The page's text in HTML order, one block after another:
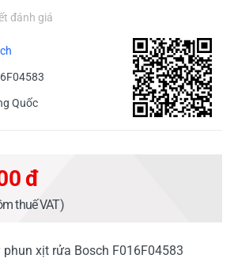
đánh giá
Quốc
đ
thuế VAT)
xịt rửa Bosch F016F04583